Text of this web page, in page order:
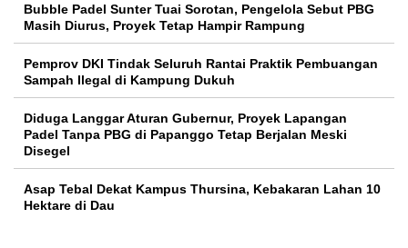
Bubble Padel Sunter Tuai Sorotan, Pengelola Sebut PBG
Masih Diurus, Proyek Tetap Hampir Rampung
Pemprov DKI Tindak Seluruh Rantai Praktik Pembuangan
Sampah Ilegal di Kampung Dukuh
Diduga Langgar Aturan Gubernur, Proyek Lapangan
Padel Tanpa PBG di Papanggo Tetap Berjalan Meski
Disegel
Asap Tebal Dekat Kampus Thursina, Kebakaran Lahan 10
Hektare di Dau